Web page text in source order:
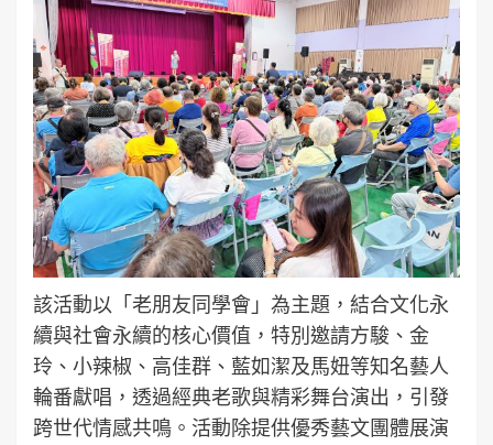
該活動以「老朋友同學會」為主題，結合文化永
續與社會永續的核心價值，特別邀請方駿、金
玲、小辣椒、高佳群、藍如潔及馬妞等知名藝人
輪番獻唱，透過經典老歌與精彩舞台演出，引發
跨世代情感共鳴。活動除提供優秀藝文團體展演